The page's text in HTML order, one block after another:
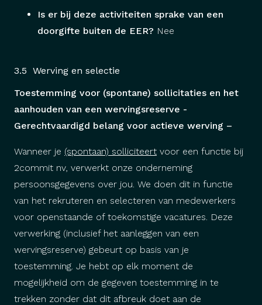
Is er bij deze activiteiten sprake van een
doorgifte buiten de EER? Nee
3.5 Werving en selectie
Toestemming voor (spontane) sollicitaties en het
aanhouden van een wervingsreserve -
Gerechtvaardigd belang voor actieve werving –
Wanneer je (spontaan) solliciteert voor een functie bij
2commit nv, verwerkt onze onderneming
persoonsgegevens over jou. We doen dit in functie
van het rekruteren en selecteren van medewerkers
voor openstaande of toekomstige vacatures. Deze
verwerking (inclusief het aanleggen van een
wervingsreserve) gebeurt op basis van je
toestemming. Je hebt op elk moment de
mogelijkheid om de gegeven toestemming in te
trekken zonder dat dit afbreuk doet aan de